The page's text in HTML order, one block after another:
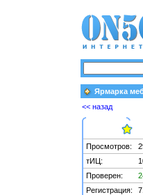
Ярмарка
<< назад
Просмотров:
тИЦ:
Проверен:
Регистрация: